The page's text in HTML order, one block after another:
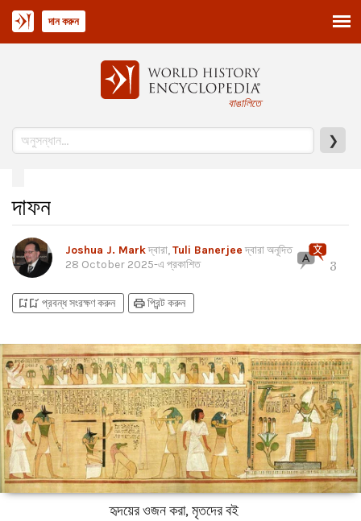
বাঙালিতে
❯
দান করুন
দাফন
Joshua J. Markদ্বারা,Tuli Banerjeeদ্বারা অনূদিত
28 October 2025-এ প্রকাশিত 3
bookmark_addbookmark_added প্রবন্ধ সংরক্ষণ করুন printপ্রিন্ট করুন
হৃদয়ের ওজন করা, মৃতদের বই